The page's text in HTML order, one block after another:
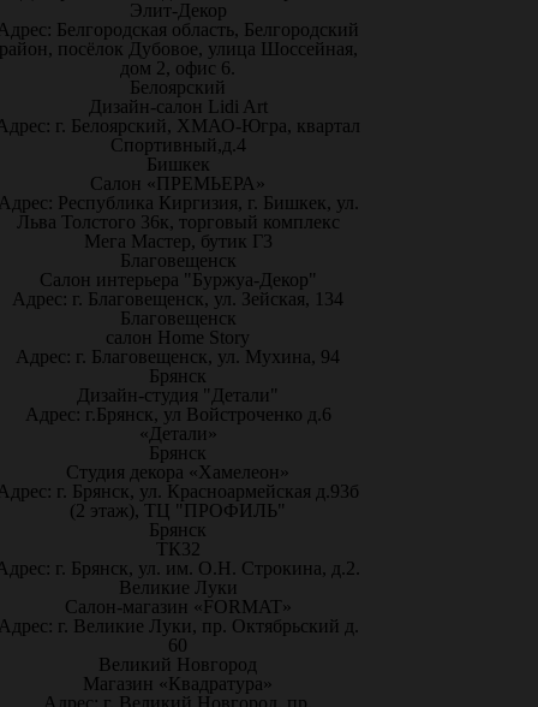
Элит-Декор
Белгородская область, Белгородский
посёлок Дубовое, улица Шоссейная,
дом 2, офис 6.
Белоярский
Дизайн-салон Lidi Art
г. Белоярский, ХМАО-Югра, квартал
Спортивный,д.4
Бишкек
Салон «ПРЕМЬЕРА»
Республика Киргизия, г. Бишкек, ул.
Льва Толстого 36к, торговый комплекс
Мега Мастер, бутик Г3
Благовещенск
Салон интерьера "Буржуа-Декор"
Адрес: г. Благовещенск, ул. Зейская, 134
Благовещенск
салон Home Story
Адрес: г. Благовещенск, ул. Мухина, 94
Брянск
Дизайн-студия "Детали"
Адрес: г.Брянск, ул Войстроченко д.6
«Детали»
Брянск
Студия декора «Хамелеон»
г. Брянск, ул. Красноармейская д.93б
(2 этаж), ТЦ "ПРОФИЛЬ"
Брянск
ТК32
г. Брянск, ул. им. О.Н. Строкина, д.2.
Великие Луки
Салон-магазин «FORMAT»
г. Великие Луки, пр. Октябрьский д.
60
Великий Новгород
Магазин «Квадратура»
Адрес: г. Великий Новгород, пр.